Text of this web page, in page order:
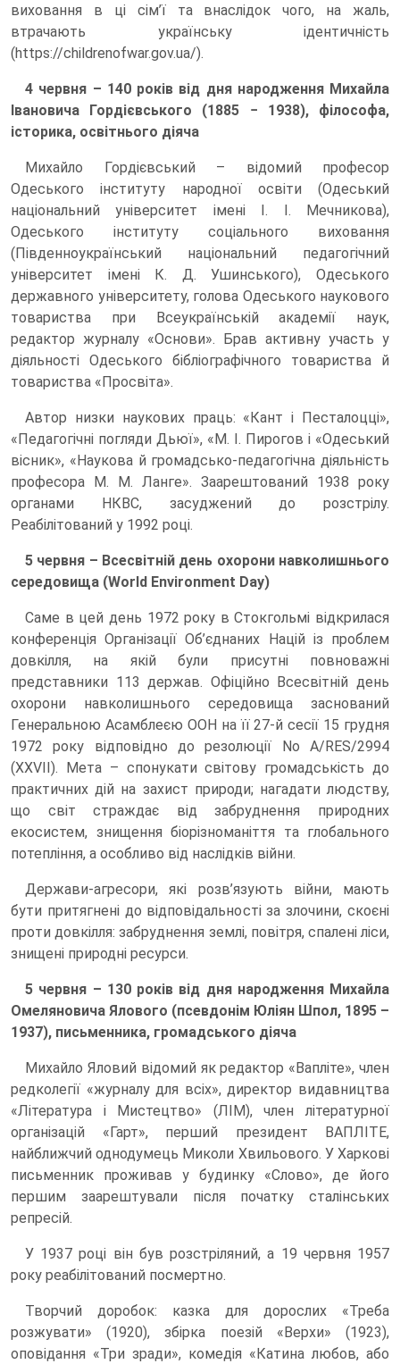
виховання в ці сім’ї та внаслідок чого, на жаль,
втрачають українську ідентичність
(https://childrenofwar.gov.ua/).
4 червня – 140 років від дня народження Михайла
Івановича Гордієвського (1885 − 1938), філософа,
історика, освітнього діяча
Михайло Гордієвський – відомий професор
Одеського інституту народної освіти (Одеський
національний університет імені І. І. Мечникова),
Одеського інституту соціального виховання
(Південноукраїнський національний педагогічний
університет імені К. Д. Ушинського), Одеського
державного університету, голова Одеського наукового
товариства при Всеукраїнській академії наук,
редактор журналу «Основи». Брав активну участь у
діяльності Одеського бібліографічного товариства й
товариства «Просвіта».
Автор низки наукових праць: «Кант і Песталоцці»,
«Педагогічні погляди Дьюї», «М. І. Пирогов і «Одеський
вісник», «Наукова й громадсько-педагогічна діяльність
професора М. М. Ланге». Заарештований 1938 року
органами НКВС, засуджений до розстрілу.
Реабілітований у 1992 році.
5 червня – Всесвітній день охорони навколишнього
середовища (World Environment Day)
Саме в цей день 1972 року в Стокгольмі відкрилася
конференція Організації Об’єднаних Націй із проблем
довкілля, на якій були присутні повноважні
представники 113 держав. Офіційно Всесвітній день
охорони навколишнього середовища заснований
Генеральною Асамблеєю ООН на її 27-й сесії 15 грудня
1972 року відповідно до резолюції No A/RES/2994
(XXVII). Мета – спонукати світову громадськість до
практичних дій на захист природи; нагадати людству,
що світ страждає від забруднення природних
екосистем, знищення біорізноманіття та глобального
потепління, а особливо від наслідків війни.
Держави-агресори, які розв’язують війни, мають
бути притягнені до відповідальності за злочини, скоєні
проти довкілля: забруднення землі, повітря, спалені ліси,
знищені природні ресурси.
5 червня – 130 років від дня народження Михайла
Омеляновича Ялового (псевдонім Юліян Шпол, 1895 –
1937), письменника, громадського діяча
Михайло Яловий відомий як редактор «Вапліте», член
редколегії «журналу для всіх», директор видавництва
«Література і Мистецтво» (ЛІМ), член літературної
організацій «Гарт», перший президент ВАПЛІТЕ,
найближчий однодумець Миколи Хвильового. У Харкові
письменник проживав у будинку «Слово», де його
першим заарештували після початку сталінських
репресій.
У 1937 році він був розстріляний, а 19 червня 1957
року реабілітований посмертно.
Творчий доробок: казка для дорослих «Треба
розжувати» (1920), збірка поезій «Верхи» (1923),
оповідання «Три зради», комедія «Катина любов, або